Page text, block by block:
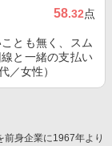
58.32点
とも無く、スム
と一緒の支払い
／女性）
前身企業に1967年より